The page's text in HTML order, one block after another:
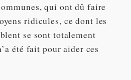
qui ont dû faire
ridicules, ce dont les
se sont totalement
été fait pour aider ces